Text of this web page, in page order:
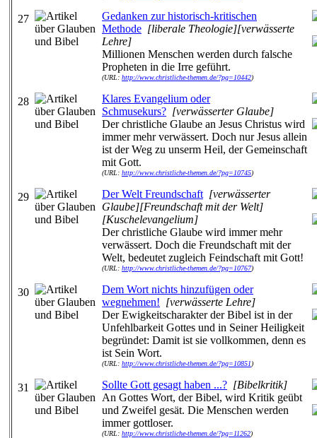
27
Gedanken zur historisch-kritischen
Methode [liberale Theologie][verwässerte
Lehre]
Millionen Menschen werden durch falsche
Propheten in die Irre geführt.
(URL: http://www.christliche-themen.de/?pg=10442)
28
Klares Evangelium oder
Schmusekurs? [verwässerter Glaube]
Der christliche Glaube an Jesus Christus wird
immer mehr verwässert. Doch nur Jesus allein
ist der Weg zu unserm Heil, der Gemeinschaft
mit Gott.
(URL: http://www.christliche-themen.de/?pg=10745)
29 Der Welt Freundschaft [verwässerter
Glaube][Freundschaft mit der Welt]
[Kuschelevangelium]
Der christliche Glaube wird immer mehr
verwässert. Doch die Freundschaft mit der
Welt, bedeutet zugleich Feindschaft mit Gott!
(URL: http://www.christliche-themen.de/?pg=10767)
30
Dem Wort nichts hinzufügen oder
wegnehmen! [verwässerte Lehre]
Der Ewigkeitscharakter der Bibel ist in der
Unfehlbarkeit Gottes und in Seiner Heiligkeit
begründet: Damit ist sie vollkommen, denn es
ist Sein Wort.
(URL: http://www.christliche-themen.de/?pg=10851)
31 Sollte Gott gesagt haben ...? [Bibelkritik]
An Gottes Wort, der Bibel, wird Kritik geübt
und Zweifel gesät. Die Menschen werden
immer gottloser.
(URL: http://www.christliche-themen.de/?pg=11262)